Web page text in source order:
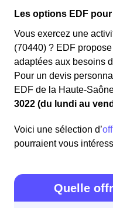
Les options EDF
Vous exercez une
(70440) ? EDF
adaptées aux besoins
Pour un devis
EDF de la Haute-
3022 (du lundi au
Voici une sélection d’
pourraient vous
Quelle